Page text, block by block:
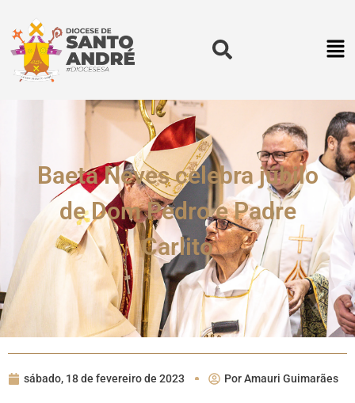
Baeta Neves celebra júbilo
de Dom Pedro e Padre
Carlito
sábado, 18 de fevereiro de 2023 PorAmauri Guimarães